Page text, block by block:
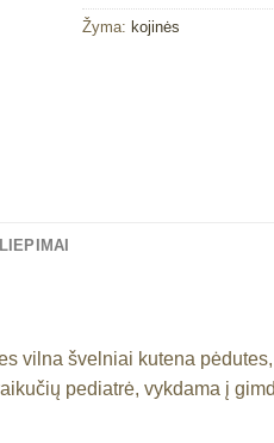
Žyma: kojinės
vilna švelniai kutena
pediatrė, vykdama į